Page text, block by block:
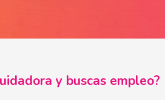
y buscas